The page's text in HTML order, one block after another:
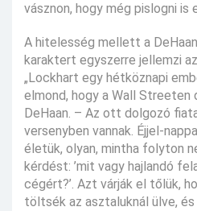
vásznon, hogy még pislogni is
A hitelesség mellett a
karaktert egyszerre jellemzi
„Lockhart egy hétköznapi
elmond, hogy a Wall
DeHaan. – Az ott dolgozó
versenyben vannak. Éjjel-
életük, olyan, mintha folyton
kérdést: ’mit vagy hajlandó
cégért?’. Azt várják el tőlük,
töltsék az asztaluknál ülve,